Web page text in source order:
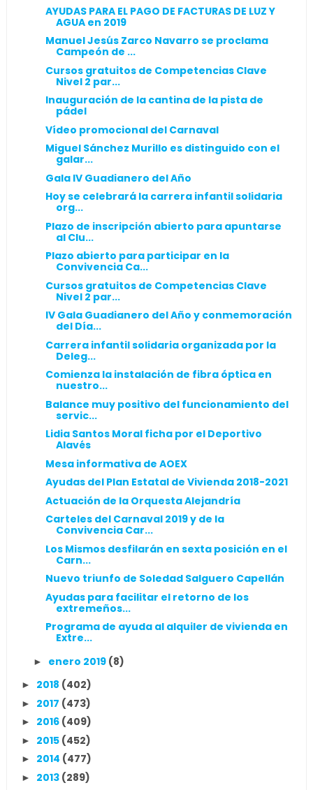
AYUDAS PARA EL PAGO DE FACTURAS DE LUZ Y
AGUA en 2019
Manuel Jesús Zarco Navarro se proclama
Campeón de ...
Cursos gratuitos de Competencias Clave
Nivel 2 par...
Inauguración de la cantina de la pista de
pádel
Vídeo promocional del Carnaval
Miguel Sánchez Murillo es distinguido con el
galar...
Gala IV Guadianero del Año
Hoy se celebrará la carrera infantil solidaria
org...
Plazo de inscripción abierto para apuntarse
al Clu...
Plazo abierto para participar en la
Convivencia Ca...
Cursos gratuitos de Competencias Clave
Nivel 2 par...
IV Gala Guadianero del Año y conmemoración
del Día...
Carrera infantil solidaria organizada por la
Deleg...
Comienza la instalación de fibra óptica en
nuestro...
Balance muy positivo del funcionamiento del
servic...
Lidia Santos Moral ficha por el Deportivo
Alavés
Mesa informativa de AOEX
Ayudas del Plan Estatal de Vivienda 2018-2021
Actuación de la Orquesta Alejandría
Carteles del Carnaval 2019 y de la
Convivencia Car...
Los Mismos desfilarán en sexta posición en el
Carn...
Nuevo triunfo de Soledad Salguero Capellán
Ayudas para facilitar el retorno de los
extremeños...
Programa de ayuda al alquiler de vivienda en
Extre...
► enero 2019 (8)
► 2018 (402)
► 2017 (473)
► 2016 (409)
► 2015 (452)
► 2014 (477)
► 2013 (289)